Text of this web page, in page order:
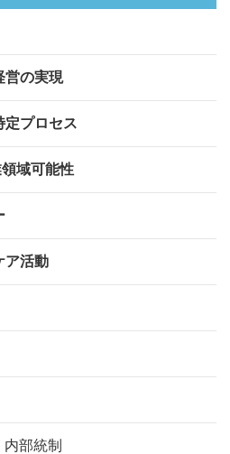
営の実現
定プロセス
域可能性
ア活動
部統制